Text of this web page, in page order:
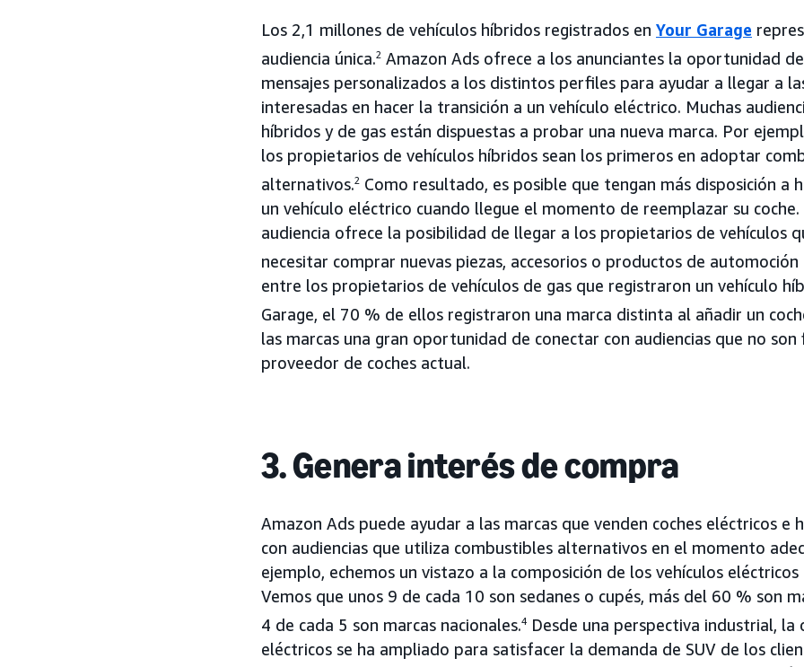
Los 2,1 millones de vehículos híbridos registrados en Your Garage
audiencia única.2 Amazon Ads ofrece a los anunciantes la oportunidad
mensajes personalizados a los distintos perfiles para ayudar a llegar a
interesadas en hacer la transición a un vehículo eléctrico. Muchas
híbridos y de gas están dispuestas a probar una nueva marca. Por
los propietarios de vehículos híbridos sean los primeros en adoptar
alternativos.2 Como resultado, es posible que tengan más disposición a
un vehículo eléctrico cuando llegue el momento de reemplazar su
audiencia ofrece la posibilidad de llegar a los propietarios de vehículos
necesitar comprar nuevas piezas, accesorios o productos de automoción
entre los propietarios de vehículos de gas que registraron un vehículo
Garage, el 70 % de ellos registraron una marca distinta al añadir un
las marcas una gran oportunidad de conectar con audiencias que no son
proveedor de coches actual.
3. Genera interés de compra
Amazon Ads puede ayudar a las marcas que venden coches eléctricos e
con audiencias que utiliza combustibles alternativos en el momento
ejemplo, echemos un vistazo a la composición de los vehículos eléctricos
Vemos que unos 9 de cada 10 son sedanes o cupés, más del 60 % son
4 de cada 5 son marcas nacionales.4 Desde una perspectiva industrial,
eléctricos se ha ampliado para satisfacer la demanda de SUV de los